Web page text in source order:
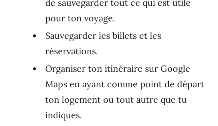
de sauvegarder tout ce qui est utile
pour ton voyage.
Sauvegarder les billets et les
réservations.
Organiser ton itinéraire sur Google
Maps en ayant comme point de départ
ton logement ou tout autre que tu
indiques.